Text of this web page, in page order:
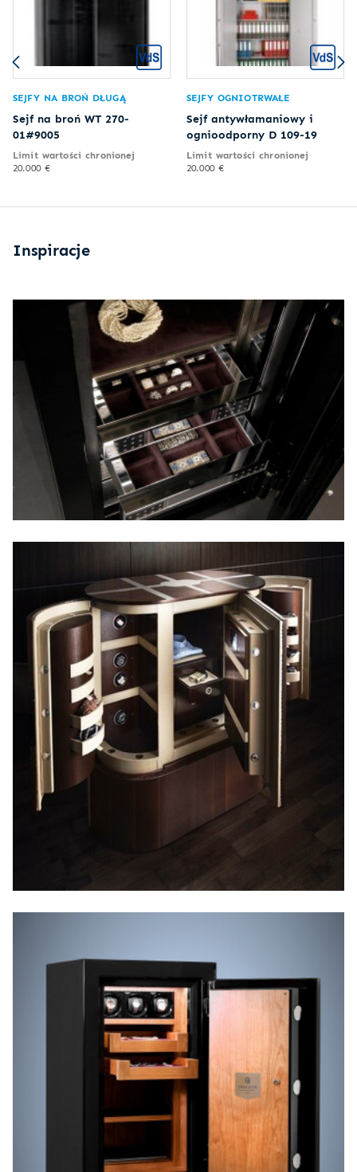
SEJFY NA BROŃ DŁUGĄ
Sejf na broń WT 270-
01#9005
Limit wartości chronionej
20.000 €
SEJFY OGNIOTRWAŁE
Sejf antywłamaniowy i
ognioodporny D 109-19
Limit wartości chronionej
20.000 €
Inspiracje